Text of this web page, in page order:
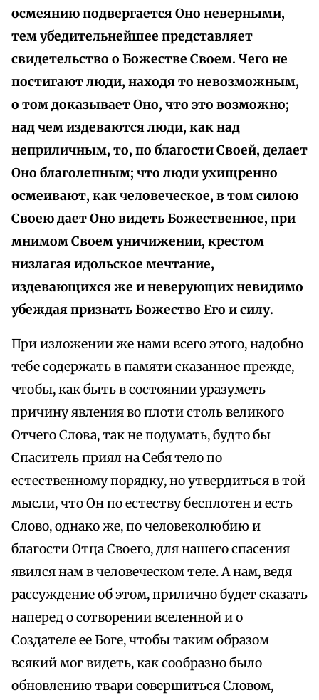
осмеянию подвергается Оно неверными,
тем убедительнейшее представляет
свидетельство о Божестве Своем. Чего не
постигают люди, находя то невозможным,
о том доказывает Оно, что это возможно;
над чем издеваются люди, как над
неприличным, то, по благости Своей, делает
Оно благолепным; что люди ухищренно
осмеивают, как человеческое, в том силою
Своею дает Оно видеть Божественное, при
мнимом Своем уничижении, крестом
низлагая идольское мечтание,
издевающихся же и неверующих невидимо
убеждая признать Божество Его и силу.
При изложении же нами всего этого, надобно
тебе содержать в памяти сказанное прежде,
чтобы, как быть в состоянии уразуметь
причину явления во плоти столь великого
Отчего Слова, так не подумать, будто бы
Спаситель приял на Себя тело по
естественному порядку, но утвердиться в той
мысли, что Он по естеству бесплотен и есть
Слово, однако же, по человеколюбию и
благости Отца Своего, для нашего спасения
явился нам в человеческом теле. А нам, ведя
рассуждение об этом, прилично будет сказать
наперед о сотворении вселенной и о
Создателе ее Боге, чтобы таким образом
всякий мог видеть, как сообразно было
обновлению твари совершиться Словом,